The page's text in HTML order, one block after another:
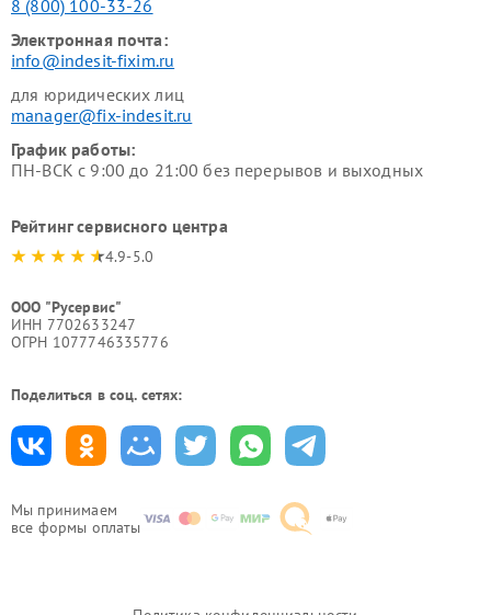
Мы принимаем
все формы оплаты
8 (800) 100-33-26
Электронная почта:
info@indesit-fixim.ru
для юридических лиц
manager@fix-indesit.ru
График работы:
ПН-ВСК с 9:00 до 21:00 без перерывов и выходных
Рейтинг сервисного центра
4.9-5.0
ООО "Русервис"
ИНН 7702633247
ОГРН 1077746335776
Поделиться в соц. сетях: